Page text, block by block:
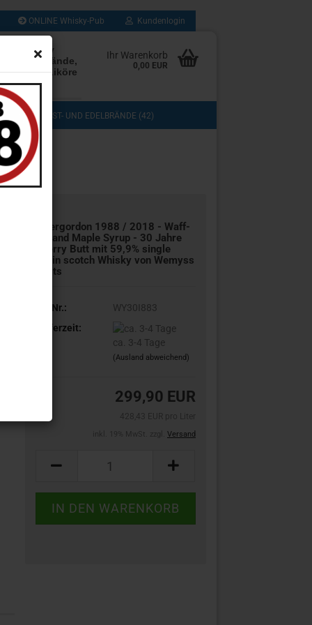
ONLINE Whisky-Pub Kundenlogin
Whisky
Edelbrände,
Cognac, Liköre
mehr
Ihr Warenkorb
0,00 EUR
OBST- UND EDELBRÄNDE (42)
(3)
(8)
In­vergor­don 1988 / 2018 - Waf­f­
les and Maple Syrup - 30 Jahre
Sher­ry Butt mit 59,9% sin­gle
Grain scotch Whis­ky von We­myss
Malts
Art.Nr.:
WY30I883
Lieferzeit:
ca. 3-4 Tage
(Ausland abweichend)
299,90 EUR
Versand